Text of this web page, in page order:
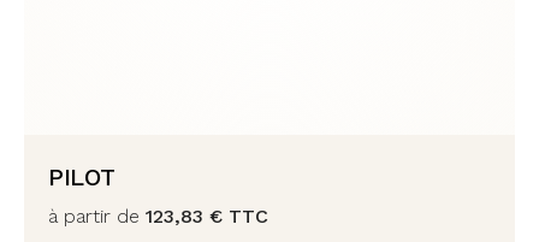
PILOT
à partir de 123,83 € TTC